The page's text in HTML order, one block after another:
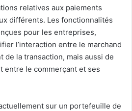
relatives aux paiements
différents. Les fonctionnalités
pour les entreprises,
l’interaction entre le marchand
de la transaction, mais aussi de
entre le commerçant et ses
sur un portefeuille de